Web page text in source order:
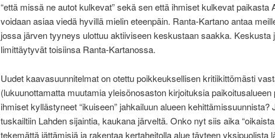
“että missä ne autot kulkevat” sekä sen että ihmiset kulkevat paikasta
voidaan asiaa viedä hyvillä mielin eteenpäin. Ranta-Kartano antaa
jossa järven tyyneys ulottuu aktiiviseen keskustaan saakka. Keskusta
limittäytyvät toisiinsa Ranta-Kartanossa.
Uudet kaavasuunnitelmat on otettu poikkeuksellisen kritiikittömästi
(lukuunottamatta muutamia yleisönosaston kirjoituksia paikoitusalueen
ihmiset kyllästyneet “ikuiseen” jahkailuun alueen kehittämissuunnista?
tuskailtiin Lahden sijaintia, kaukana järveltä. Onko nyt siis aika
tekemättä jättämisiä ja rakentaa kertaheitolla alue täyteen yksipuolista